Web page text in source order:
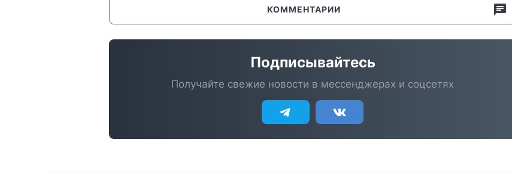
КОММЕНТАРИИ
Подписывайтесь
Получайте свежие новости в мессенджерах и соцсетях